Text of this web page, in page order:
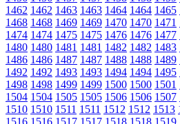
1462 1462 1463 1463 1464 1464 1465
1468 1468 1469 1469 1470 1470 1471
1474 1474 1475 1475 1476 1476 1477
1480 1480 1481 1481 1482 1482 1483
1486 1486 1487 1487 1488 1488 1489
1492 1492 1493 1493 1494 1494 1495
1498 1498 1499 1499 1500 1500 1501
1504 1504 1505 1505 1506 1506 1507
1510 1510 1511 1511 1512 1512 1513